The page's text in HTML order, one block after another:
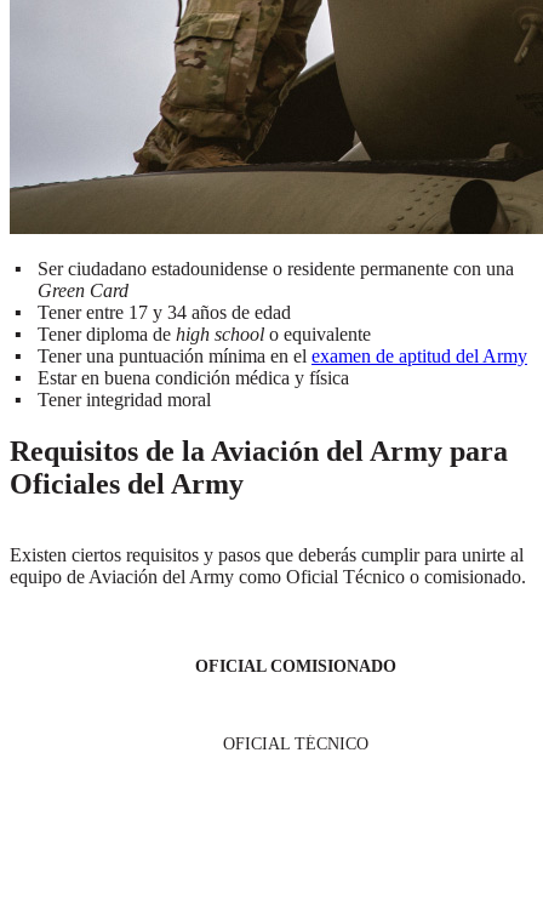
Ser ciudadano estadounidense o residente permanente con una
Green Card
Tener entre 17 y 34 años de edad
Tener diploma de high school o equivalente
Tener una puntuación mínima en el examen de aptitud del Army
Estar en buena condición médica y física
Tener integridad moral
Requisitos de la Aviación del Army para
Oficiales del Army
Existen ciertos requisitos y pasos que deberás cumplir para unirte al
equipo de Aviación del Army como Oficial Técnico o comisionado.
OFICIAL COMISIONADO
OFICIAL TÉCNICO